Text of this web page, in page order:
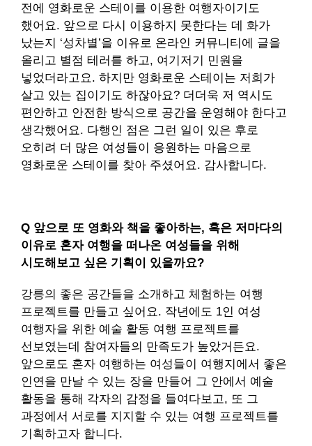
전에 영화로운 스테이를 이용한 여행자이기도
했어요. 앞으로 다시 이용하지 못한다는 데 화가
났는지 ‘성차별’을 이유로 온라인 커뮤니티에 글을
올리고 별점 테러를 하고, 여기저기 민원을
넣었더라고요. 하지만 영화로운 스테이는 저희가
살고 있는 집이기도 하잖아요? 더더욱 저 역시도
편안하고 안전한 방식으로 공간을 운영해야 한다고
생각했어요. 다행인 점은 그런 일이 있은 후로
오히려 더 많은 여성들이 응원하는 마음으로
영화로운 스테이를 찾아 주셨어요. 감사합니다.
Q 앞으로 또 영화와 책을 좋아하는, 혹은 저마다의
이유로 혼자 여행을 떠나온 여성들을 위해
시도해보고 싶은 기획이 있을까요?
강릉의 좋은 공간들을 소개하고 체험하는 여행
프로젝트를 만들고 싶어요. 작년에도 1인 여성
여행자을 위한 예술 활동 여행 프로젝트를
선보였는데 참여자들의 만족도가 높았거든요.
앞으로도 혼자 여행하는 여성들이 여행지에서 좋은
인연을 만날 수 있는 장을 만들어 그 안에서 예술
활동을 통해 각자의 감정을 들여다보고, 또 그
과정에서 서로를 지지할 수 있는 여행 프로젝트를
기획하고자 합니다.